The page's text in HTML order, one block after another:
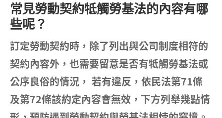
常見勞動契約牴觸勞基法的內容有哪
些呢？
訂定勞動契約時，除了列出與公司制度相符的
契約內容外，也需要留意是否有牴觸勞基法或
公序良俗的情況， 若有違反，依民法第71條
及第72條該約定內容會無效，下方列舉幾點情